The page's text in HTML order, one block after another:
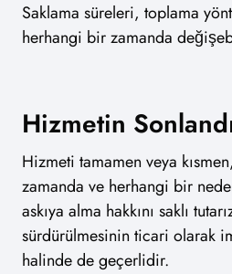
Saklama süreleri, toplama
herhangi bir zamanda
Hizmetin
Hizmeti tamamen veya
zamanda ve herhangi bir
askıya alma hakkını saklı
sürdürülmesinin ticari olarak
halinde de geçerlidir.